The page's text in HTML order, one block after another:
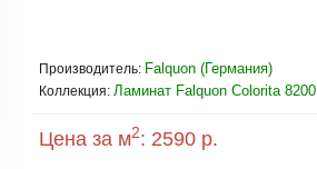
Производитель: Falquon (Германия)
Коллекция: Ламинат Falquon Colorita 8200
Цена за м2: 2590 р.